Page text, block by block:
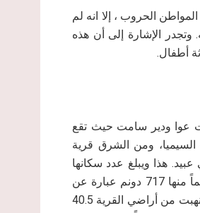
العمل في منشأة المواطن الحروب ، إلا انه لم
وتجدر الإشارة إلى أن هذه
أطفال.
عوا ودير سامت حيث تقع
السيميا، ومن الشرق قرية
هذا ويبلغ عدد سكانها
6,237 نسمة حتى عام 2007م. وتبلغ مساحتها الإجمالية ضمن تجمع الياسرية 22,273 دونماً منها 717 دونم عبارة عن
ويوجد على أراضيها مستعمرتين الأولى : مستعمرة " ميرشاليم" والتي نهبت من أراضي القرية 40.5